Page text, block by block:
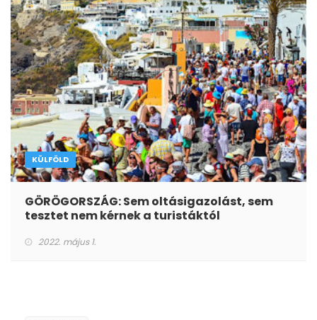
KÜLFÖLD
GÖRÖGORSZÁG: Sem oltásigazolást, sem
tesztet nem kérnek a turistáktól
2022. május 1.